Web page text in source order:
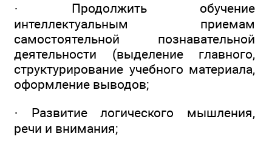
· Продолжить обучение
интеллектуальным приемам
самостоятельной познавательной
деятельности (выделение главного,
структурирование учебного материала,
оформление выводов;
· Развитие логического мышления,
речи и внимания;